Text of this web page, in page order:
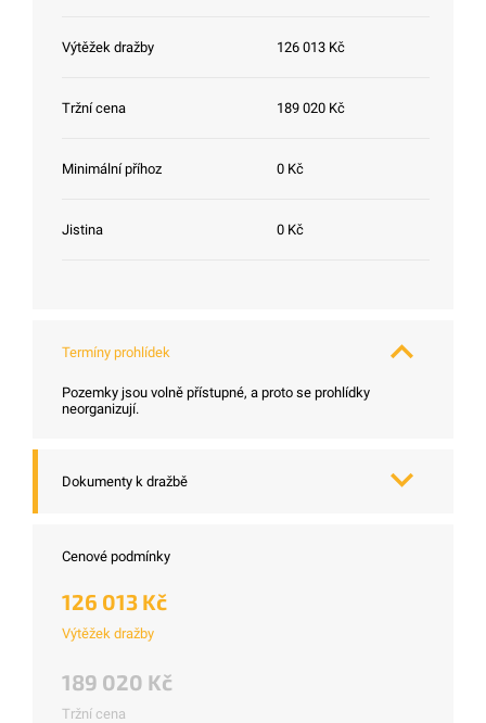
Výtěžek dražby 126 013 Kč
Tržní cena 189 020 Kč
Minimální příhoz 0 Kč
Jistina 0 Kč
Termíny prohlídek
Pozemky jsou volně přístupné, a proto se prohlídky
neorganizují.
Dokumenty k dražbě
Cenové podmínky
126 013 Kč
Výtěžek dražby
189 020 Kč
Tržní cena